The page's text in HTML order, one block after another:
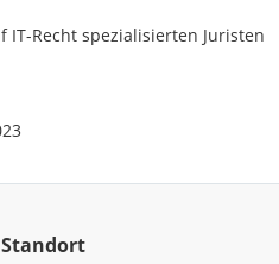
IT-Recht spezialisierten Juristen